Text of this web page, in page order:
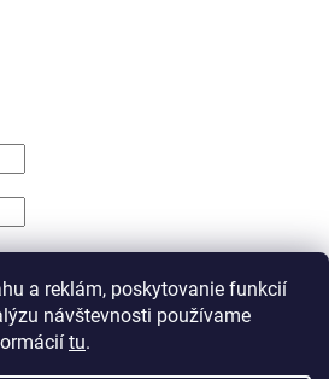
a reklám, poskytovanie funkcií
návštevnosti používame
tu.
heslo